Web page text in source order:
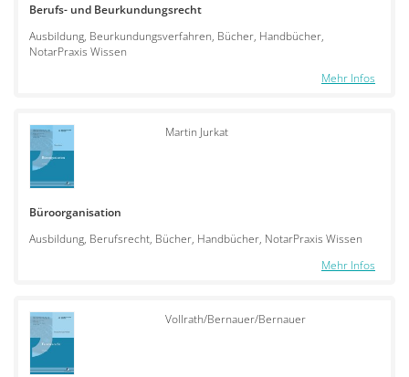
Berufs- und Beurkundungsrecht
Ausbildung, Beurkundungsverfahren, Bücher, Handbücher,
NotarPraxis Wissen
Mehr Infos
Martin Jurkat
Büroorganisation
Ausbildung, Berufsrecht, Bücher, Handbücher, NotarPraxis Wissen
Mehr Infos
Vollrath/Bernauer/Bernauer